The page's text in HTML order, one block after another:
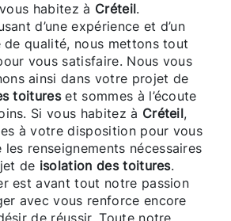
habitez à Créteil.
d’une expérience et d’un
de qualité, nous mettons tout
vous satisfaire. Nous vous
ainsi dans votre projet de
toitureset sommes à l’écoute
Si vous habitez à Créteil,
à votre disposition pour vous
renseignements nécessaires
de isolation des toitures.
est avant tout notre passion
avec vous renforce encore
de réussir. Toute notre